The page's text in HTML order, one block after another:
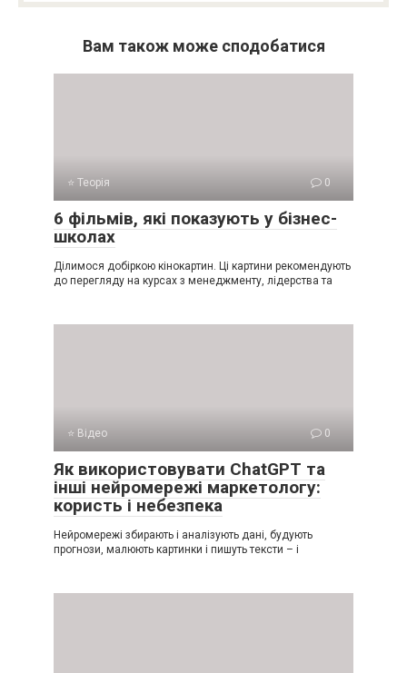
Вам також може сподобатися
⭐ Теорія 0
6 фільмів, які показують у бізнес-
школах
Ділимося добіркою кінокартин. Ці картини рекомендують
до перегляду на курсах з менеджменту, лідерства та
⭐ Відео 0
Як використовувати ChatGPT та
інші нейромережі маркетологу:
користь і небезпека
Нейромережі збирають і аналізують дані, будують
прогнози, малюють картинки і пишуть тексти – і